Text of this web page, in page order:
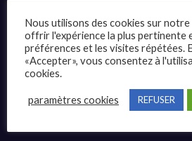
Offres d’emploi
Questions fréquentes
Nous utilisons des cookies sur
offrir l'expérience la plus pertinente
préférences et les visites répétées.
«Accepter», vous consentez à
cookies.
paramètres cookies REFUSER